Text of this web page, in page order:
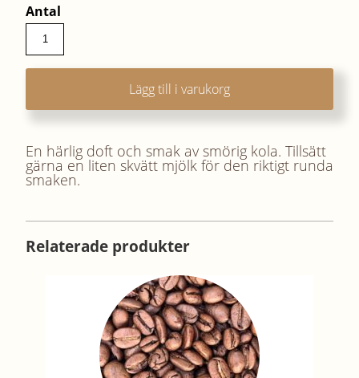
Smörkola
mängd
Lägg till i varukorg
En härlig doft och smak av smörig kola. Tillsätt
gärna en liten skvätt mjölk för den riktigt runda
smaken.
Relaterade produkter